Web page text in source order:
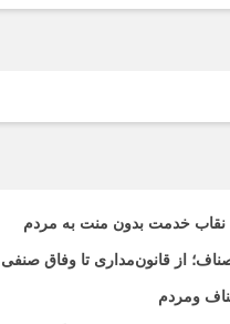
؛ نقاب خدمت بدون منت به مردم
از قانون‌مداری تا وفاق
ومردم